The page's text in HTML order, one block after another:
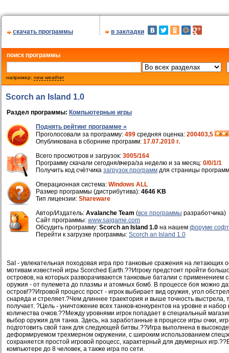
скачать программы в закладки
поиск программы
например: new weather
Scorch an Island 1.0
Раздел программы: Компьютерные игры
Поднять рейтинг программе »
Проголосовали за программу: 499 средняя оценка: 200403,5
Опубликована в сборнике программ: 17.07.2010 г.
Всего просмотров и загрузок: 3005/164
Программу скачали сегодня/вчера/за неделю и за месяц: 0/0/1/1
Получить код счётчика загрузок программ для страницы
Операционная система: Windows ALL
Размер программы (дистрибутива): 4646 KB
Тип лицензии: Shareware
Автор/Издатель: Avalanche Team (все программы разработчика)
Cайт программы: www.saigame.com
Обсудить программу: Scorch an Island 1.0 на нашем форуме
Перейти к загрузке программы: Scorch an Island 1.0
SaI - увлекательная походовая игра про танковые сражения на летающих
мотивам известной игры Scorched Earth.??Игроку предстоит пройти
островов, на которых разворачиваются танковые баталии с применением
оружия - от пулемета до плазмы и атомных бомб. В процессе боя можно
остров!??Игровой процесс прост - игрок выбирает вид оружия, угол
снаряда и стреляет.?Чем длиннее траектория и выше точность выстрела,
получает. ?Цель - уничтожение всех танков-конкурентов на уровне и
количества очков.??Между уровнями игрок попадает в специальный
выбор оружия для танка. Здесь, на заработанные в процессе игры очки,
подготовить свой танк для следующей битвы.??Игра выполнена в
деформируемом трехмерном окружении, с широким использованием
сохраняется простой игровой процесс, характерный для двумерных
компьютере до 8 человек, а также игра по сети.